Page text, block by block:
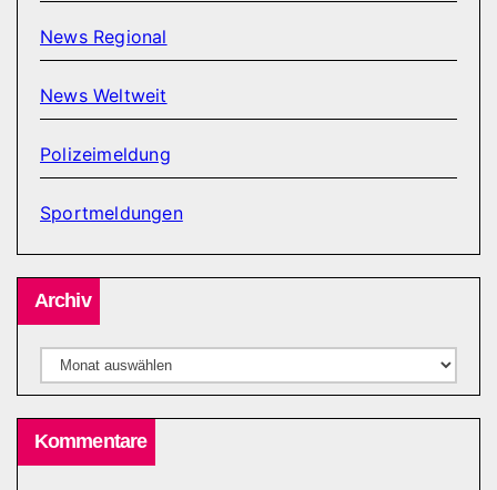
News Regional
News Weltweit
Polizeimeldung
Sportmeldungen
Archiv
Archiv
Kommentare